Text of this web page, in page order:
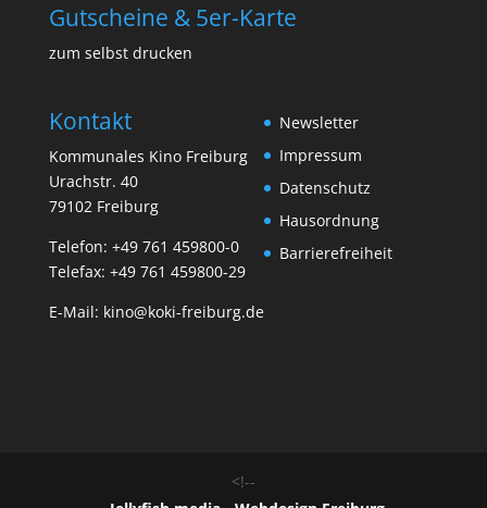
Gutscheine & 5er-Karte
zum selbst drucken
Kontakt
Kommunales Kino Freiburg
Urachstr. 40
79102 Freiburg
Telefon: +49 761 459800-0
Telefax: +49 761 459800-29
E-Mail: kino@koki-freiburg.de
Newsletter
Impressum
Datenschutz
Hausordnung
Barrierefreiheit
<!--